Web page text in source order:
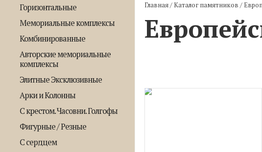
Горизонтальные
Мемориальные комплексы
Комбинированные
Авторские мемориальные
комплексы
Элитные Эксклюзивные
Арки и Колонны
С крестом. Часовни. Голгофы
Фигурные / Резные
С сердцем
Главная/Каталог памятников /